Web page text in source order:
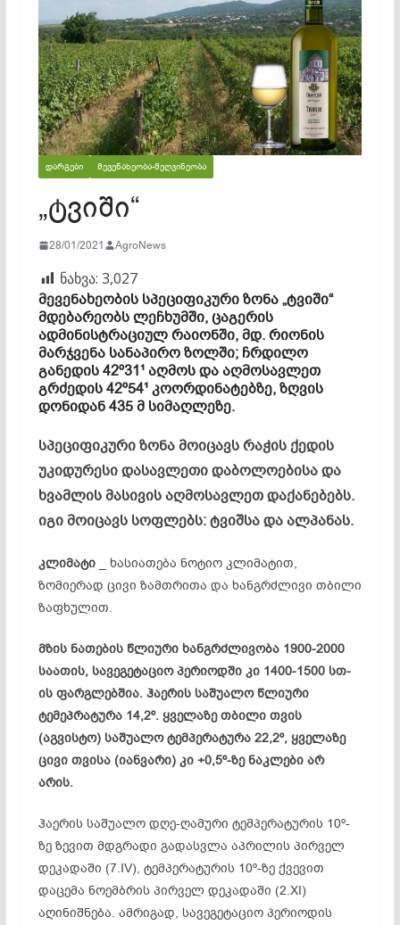
ᲓᲐᲠᲒᲔᲑᲘ ᲛᲔᲕᲔᲜᲐᲮᲔᲝᲑᲐ-ᲛᲔᲦᲕᲘᲜᲔᲝᲑᲐ
„ტვიში“
28/01/2021 AgroNews
ნახვა: 3,027
მევენახეობის სპეციფიკური ზონა „ტვიში“
მდებარეობს ლეჩხუმში, ცაგერის
ადმინისტრაციულ რაიონში, მდ. რიონის
მარჯვენა სანაპირო ზოლში; ჩრდილო
განედის 42º31¹ აღმოს და აღმოსავლეთ
გრძედის 42º54¹ კოორდინატებზე, ზღვის
დონიდან 435 მ სიმაღლეზე.
სპეციფიკური ზონა მოიცავს რაჭის ქედის
უკიდურესი დასავლეთი დაბოლოებისა და
ხვამლის მასივის აღმოსავლეთ დაქანებებს.
იგი მოიცავს სოფლებს: ტვიშსა და ალპანას.
კლიმატი_ ხასიათება ნოტიო კლიმატით,
ზომიერად ცივი ზამთრითა და ხანგრძლივი თბილი
ზაფხულით.
მზის ნათების წლიური ხანგრძლივობა 1900-2000
საათის, სავეგეტაციო პერიოდში კი 1400-1500 სთ-
ის ფარგლებშია. ჰაერის საშუალო წლიური
ტემეპრატურა 14,2º. ყველაზე თბილი თვის
(აგვისტო) საშუალო ტემპერატურა 22,2º, ყველაზე
ცივი თვისა (იანვარი) კი +0,5º-ზე ნაკლები არ
არის.
ჰაერის საშუალო დღე-ღამური ტემპერატურის 10º-
ზე ზევით მდგრადი გადასვლა აპრილის პირველ
დეკადაში (7.IV), ტემპერატურის 10º-ზე ქვევით
დაცემა ნოემბრის პირველ დეკადაში (2.XI)
აღინიშნება. ამრიგად, სავეგეტაციო პერიოდის